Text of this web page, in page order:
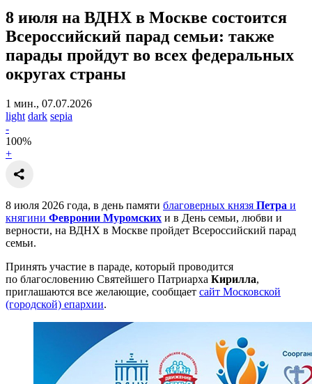
8 июля на ВДНХ в Москве состоится
Всероссийский парад семьи: также
парады пройдут во всех федеральных
округах страны
1 мин., 07.07.2026
light dark sepia
-
100%
+
8 июля 2026 года, в день памяти благоверных князя Петра и
княгини Февронии Муромских и в День семьи, любви и
верности, на ВДНХ в Москве пройдет Всероссийский парад
семьи.
Принять участие в параде, который проводится
по благословению Святейшего Патриарха Кирилла,
приглашаются все желающие, сообщает сайт Московской
(городской) епархии.